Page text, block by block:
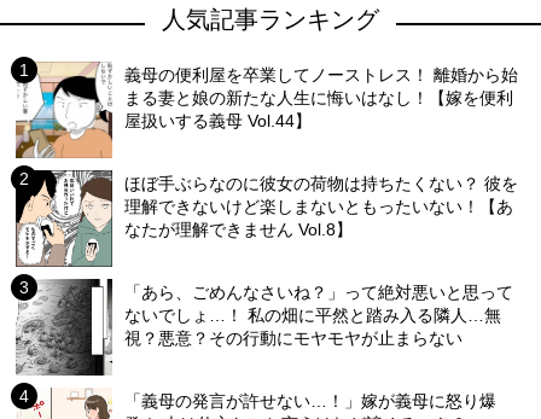
人気記事ランキング
義母の便利屋を卒業してノーストレス！ 離婚から始
まる妻と娘の新たな人生に悔いはなし！【嫁を便利
屋扱いする義母 Vol.44】
ほぼ手ぶらなのに彼女の荷物は持ちたくない？ 彼を
理解できないけど楽しまないともったいない！【あ
なたが理解できません Vol.8】
「あら、ごめんなさいね？」って絶対悪いと思って
ないでしょ…！ 私の畑に平然と踏み入る隣人…無
視？悪意？その行動にモヤモヤが止まらない
「義母の発言が許せない…！」嫁が義母に怒り爆